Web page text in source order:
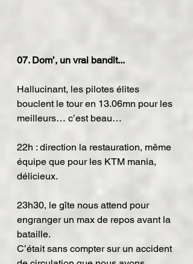
07. Dom’, un vrai bandit...
Hallucinant, les pilotes élites
bouclent le tour en 13.06mn pour les
meilleurs… c’est beau…
22h : direction la restauration, même
équipe que pour les KTM mania,
délicieux.
23h30, le gîte nous attend pour
engranger un max de repos avant la
bataille.
C’était sans compter sur un accident